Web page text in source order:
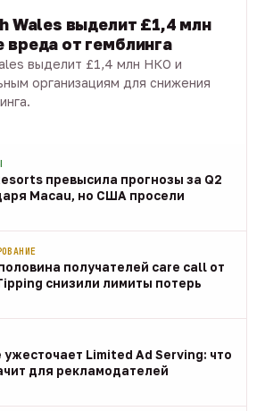
Wales выделит £1,4 млн
вреда от гемблинга
выделит £1,4 млн НКО и
организациям для снижения
превысила прогнозы за Q2
Macau, но США просели
получателей care call от
снизили лимиты потерь
ужесточает Limited Ad Serving: что
для рекламодателей